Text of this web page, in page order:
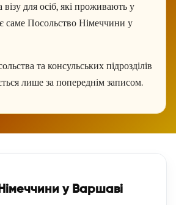
візу для осіб, які проживають у
Посольство Німеччини у
та консульських підрозділів
лише за попереднім записом.
у Варшаві